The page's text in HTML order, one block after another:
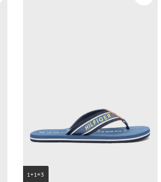
1+1=3